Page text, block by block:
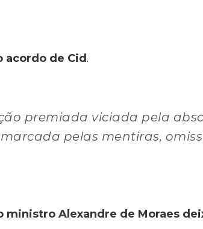
acordo de Cid .
premiada viciada pela
pelas mentiras,
ministro Alexandre de Moraes